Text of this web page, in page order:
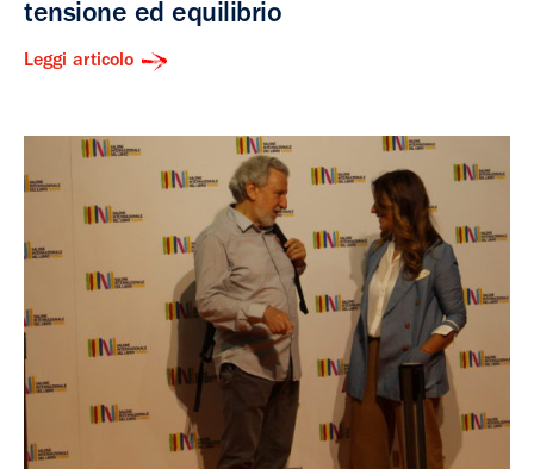
tensione ed equilibrio
Leggi articolo